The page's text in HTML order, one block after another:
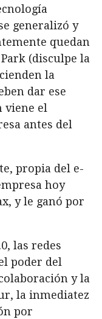
generalizó y
quedan
(disculpe la
la
dar ese
viene el
antes del
propia del e-
hoy
y le ganó por
las redes
poder del
y la
la inmediatez
por